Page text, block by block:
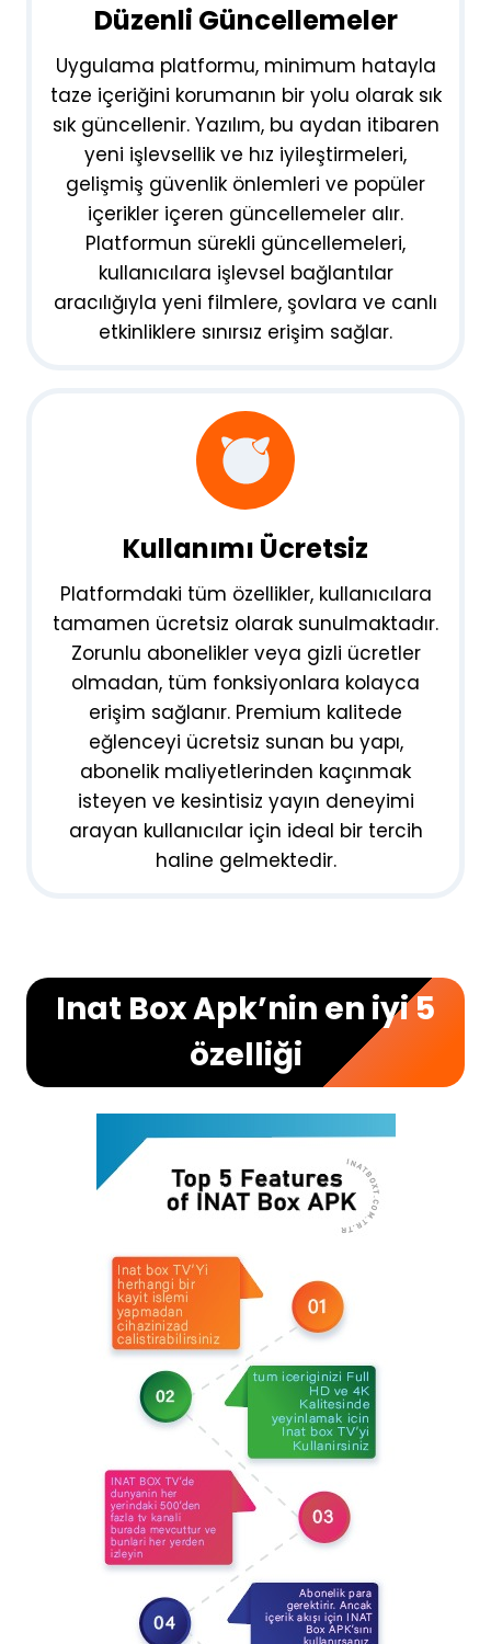
Düzenli Güncellemeler
Uygulama platformu, minimum hatayla
taze içeriğini korumanın bir yolu olarak sık
sık güncellenir. Yazılım, bu aydan itibaren
yeni işlevsellik ve hız iyileştirmeleri,
gelişmiş güvenlik önlemleri ve popüler
içerikler içeren güncellemeler alır.
Platformun sürekli güncellemeleri,
kullanıcılara işlevsel bağlantılar
aracılığıyla yeni filmlere, şovlara ve canlı
etkinliklere sınırsız erişim sağlar.
Kullanımı Ücretsiz
Platformdaki tüm özellikler, kullanıcılara
tamamen ücretsiz olarak sunulmaktadır.
Zorunlu abonelikler veya gizli ücretler
olmadan, tüm fonksiyonlara kolayca
erişim sağlanır. Premium kalitede
eğlenceyi ücretsiz sunan bu yapı,
abonelik maliyetlerinden kaçınmak
isteyen ve kesintisiz yayın deneyimi
arayan kullanıcılar için ideal bir tercih
haline gelmektedir.
Inat Box Apk’nin en iyi 5
özelliği